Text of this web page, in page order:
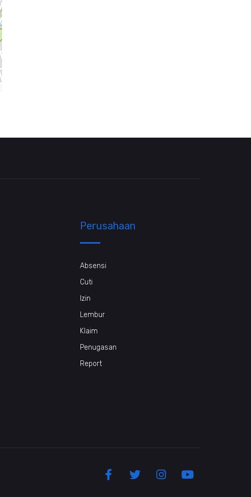
Perusahaan
Absensi
Cuti
Izin
Lembur
Klaim
Penugasan
Report